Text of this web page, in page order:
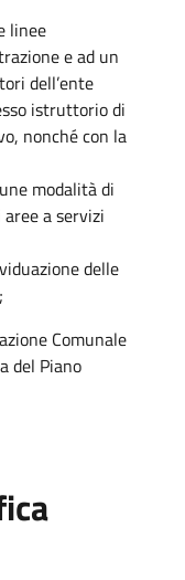
linee
e ad un
dell’ente
istruttorio di
nonché con la
modalità di
a servizi
delle
Comunale
del Piano